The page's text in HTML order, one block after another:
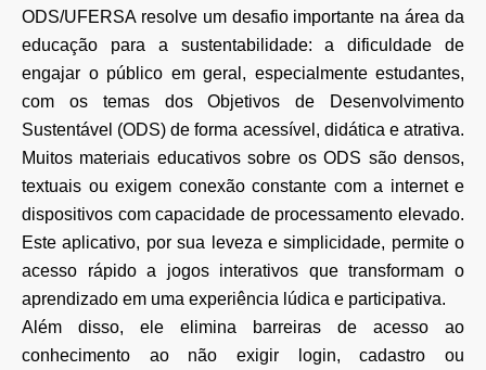
ODS/UFERSA resolve um desafio importante na área da
educação para a sustentabilidade: a dificuldade de
engajar o público em geral, especialmente estudantes,
com os temas dos Objetivos de Desenvolvimento
Sustentável (ODS) de forma acessível, didática e atrativa.
Muitos materiais educativos sobre os ODS são densos,
textuais ou exigem conexão constante com a internet e
dispositivos com capacidade de processamento elevado.
Este aplicativo, por sua leveza e simplicidade, permite o
acesso rápido a jogos interativos que transformam o
aprendizado em uma experiência lúdica e participativa.
Além disso, ele elimina barreiras de acesso ao
conhecimento ao não exigir login, cadastro ou